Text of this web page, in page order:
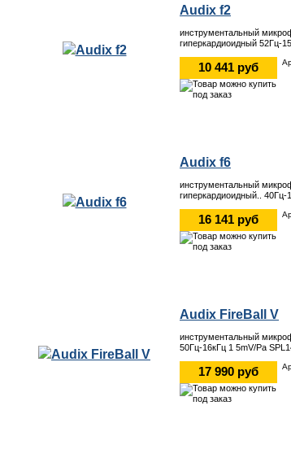
Audix f2
инструментальный
гиперкардиоидный 52Гц-
10 441 руб
Audix f6
инструментальный
гиперкардиоидный.. 40Гц-
16 141 руб
Audix FireBall V
инструментальный
50Гц-16кГц 1 5mV/Pa
17 990 руб